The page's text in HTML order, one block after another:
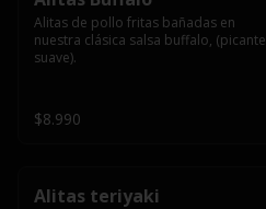
Alitas de pollo fritas bañadas en
nuestra clásica salsa buffalo, (picante
suave).
$8.990
Alitas teriyaki